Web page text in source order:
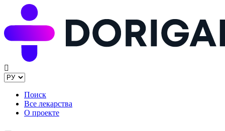
Поиск
Все лекарства
О проекте